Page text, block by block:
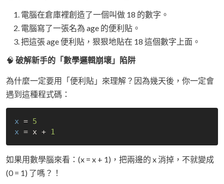
電腦在倉庫裡創造了一個叫做 18 的數字。
電腦寫了一張名為 age 的便利貼。
把這張 age 便利貼，狠狠地貼在 18 這個數字上面。
🧠 破解新手的「數學邏輯崩壞」陷阱
為什麼一定要用「便利貼」來理解？因為幾天後，你一定會
遇到這種程式碼：
x = 5
x = x + 1
如果用數學腦來看：(x = x + 1)，把兩邊的 x 消掉，不就變成
(0 = 1) 了嗎？！